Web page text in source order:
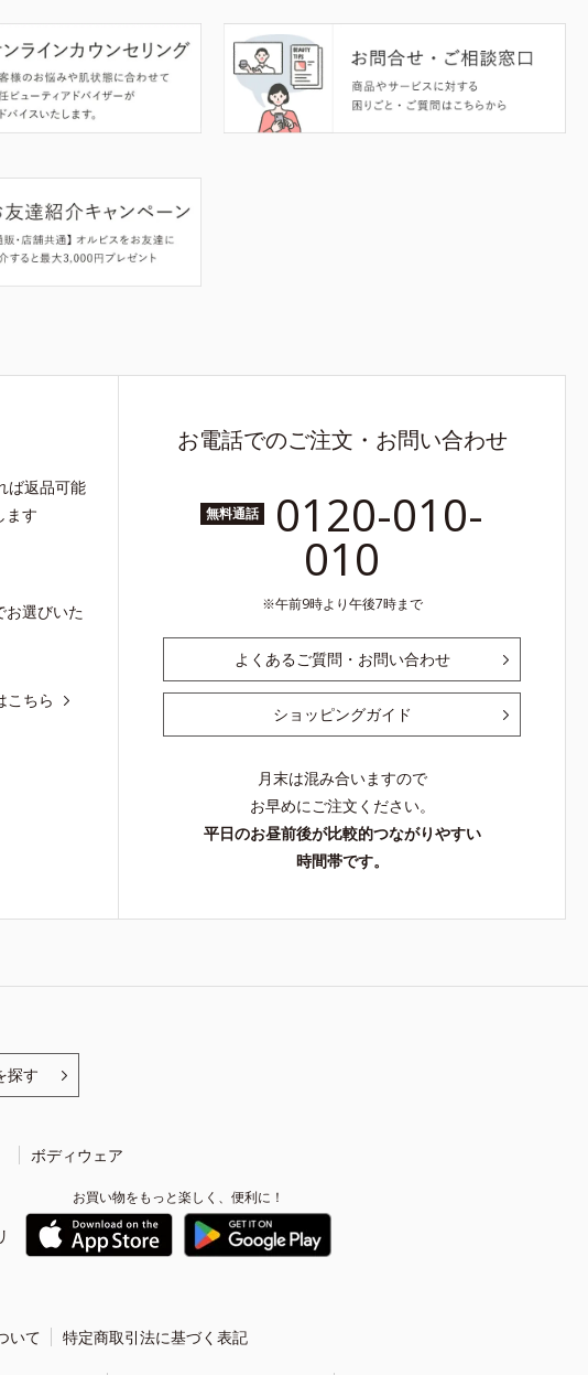
ば返品可能
ます
お選びいた
こちら
お電話でのご注文・お問い合わせ
無料通話 0120-010-
010
午前9時より午後7時まで
よくあるご質問・お問い合わせ
ショッピングガイド
月末は混み合いますので
お早めにご注文ください。
平日のお昼前後が比較的つながりやすい
時間帯です。
探す
ボディウェア
お買い物をもっと楽しく、便利に！
いて 特定商取引法に基づく表記